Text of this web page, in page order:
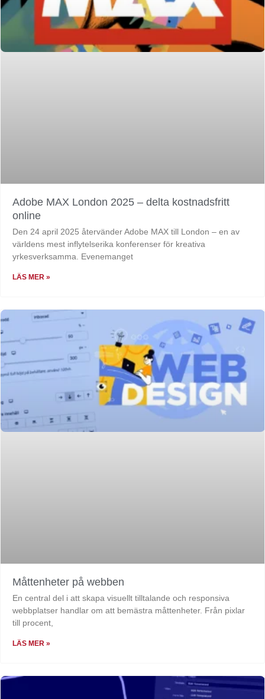
Adobe MAX London 2025 – delta kostnadsfritt
online
Den 24 april 2025 återvänder Adobe MAX till London – en av
världens mest inflytelserika konferenser för kreativa
yrkesverksamma. Evenemanget
LÄS MER »
Måttenheter på webben
En central del i att skapa visuellt tilltalande och responsiva
webbplatser handlar om att bemästra måttenheter. Från pixlar
till procent,
LÄS MER »